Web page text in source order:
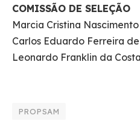
COMISSÃO DE SELEÇÃO
Marcia Cristina
Carlos Eduardo Ferreira
Leonardo Franklin da
PROPSAM